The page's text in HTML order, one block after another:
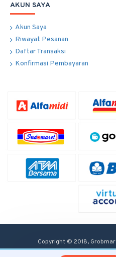
AKUN SAYA
Akun Saya
Riwayat Pesanan
Daftar Transaksi
Konfirmasi Pembayaran
Copyright © 2018,